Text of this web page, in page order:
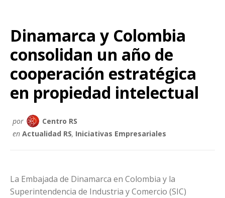
Dinamarca y Colombia
consolidan un año de
cooperación estratégica
en propiedad intelectual
por
Centro RS
en Actualidad RS, Iniciativas Empresariales
La Embajada de Dinamarca en Colombia y la
Superintendencia de Industria y Comercio (SIC)